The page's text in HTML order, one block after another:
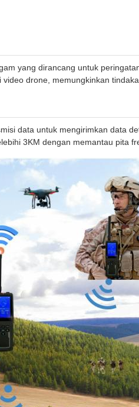
yang dirancang untuk
drone, memungkinkan
data untuk mengirimkan data
3KM dengan memantau pita